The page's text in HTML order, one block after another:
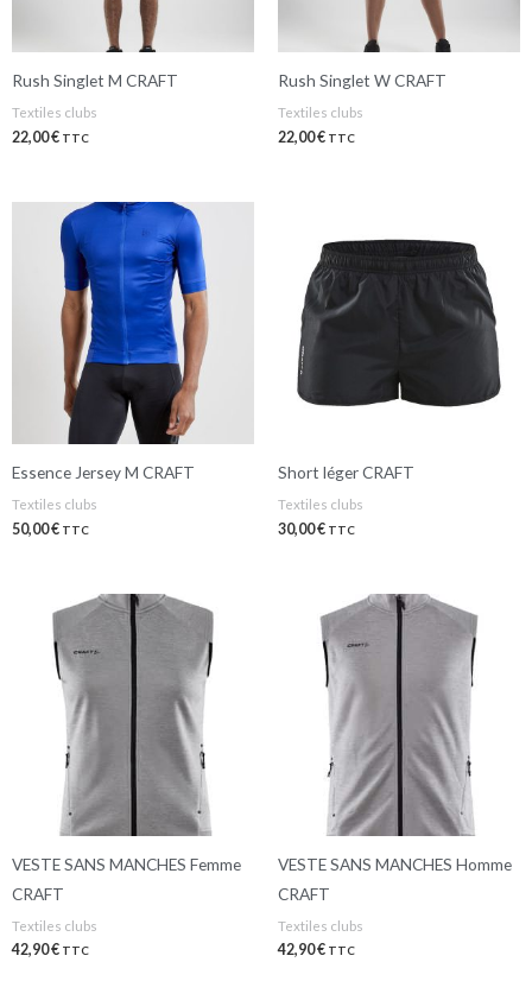
Rush Singlet M CRAFT
Textiles clubs
22,00€ TTC
Rush Singlet W CRAFT
Textiles clubs
22,00€ TTC
Essence Jersey M CRAFT
Textiles clubs
50,00€ TTC
Short léger CRAFT
Textiles clubs
30,00€ TTC
VESTE SANS MANCHES Femme
CRAFT
Textiles clubs
42,90€ TTC
VESTE SANS MANCHES Homme
CRAFT
Textiles clubs
42,90€ TTC